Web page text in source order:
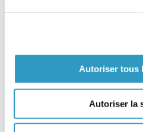
Autoriser tous
Autoriser la
Fausses déclarations de
Exequatur